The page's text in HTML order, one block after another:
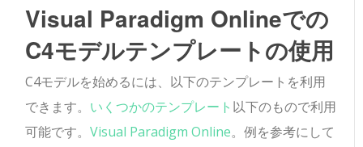
Visual Paradigm Onlineでの
C4モデルテンプレートの使用
C4モデルを始めるには、以下のテンプレートを利用
できます。 いくつかのテンプレート 以下のもので利用
可能です。Visual Paradigm Online。例を参考にして